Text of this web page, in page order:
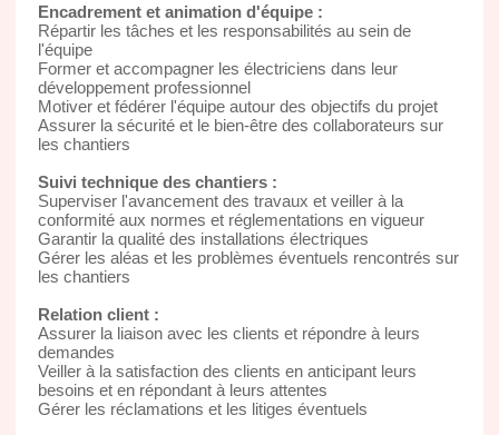
Encadrement et animation d'équipe :
Répartir les tâches et les responsabilités au sein de
l'équipe
Former et accompagner les électriciens dans leur
développement professionnel
Motiver et fédérer l'équipe autour des objectifs du projet
Assurer la sécurité et le bien-être des collaborateurs sur
les chantiers
Suivi technique des chantiers :
Superviser l'avancement des travaux et veiller à la
conformité aux normes et réglementations en vigueur
Garantir la qualité des installations électriques
Gérer les aléas et les problèmes éventuels rencontrés sur
les chantiers
Relation client :
Assurer la liaison avec les clients et répondre à leurs
demandes
Veiller à la satisfaction des clients en anticipant leurs
besoins et en répondant à leurs attentes
Gérer les réclamations et les litiges éventuels